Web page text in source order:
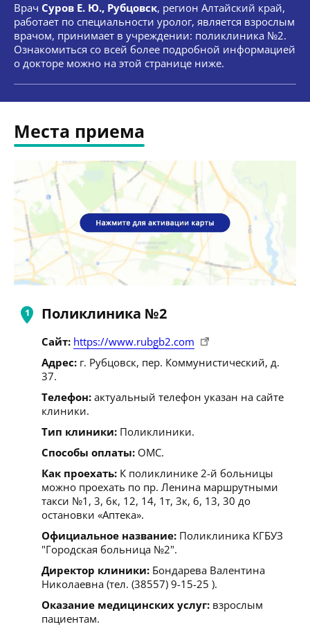
Врач Суров Е. Ю., Рубцовск, регион Алтайский край,
работает по специальности уролог, является взрослым
врачом, принимает в учреждении: поликлиника №2.
Ознакомиться со всей более подробной информацией
о докторе можно на этой странице ниже.
Места приема
Поликлиника №2
Сайт: https://www.rubgb2.com
Адрес: г. Рубцовск, пер. Коммунистический, д.
37.
Телефон: актуальный телефон указан на сайте
клиники.
Тип клиники: Поликлиники.
Способы оплаты: ОМС.
Как проехать: К поликлинике 2-й больницы
можно проехать по пр. Ленина маршрутными
такси №1, 3, 6к, 12, 14, 1т, 3к, 6, 13, 30 до
остановки «Аптека».
Официальное название: Поликлиника КГБУЗ
"Городская больница №2".
Директор клиники: Бондарева Валентина
Николаевна (тел. (38557) 9-15-25 ).
Оказание медицинских услуг: взрослым
пациентам.